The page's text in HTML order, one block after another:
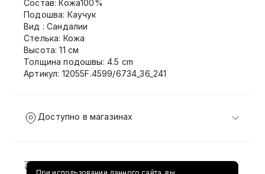
Состав: Кожа100%
Подошва: Каучук
Вид : Сандалии
Стелька: Кожа
Высота: 11 см
Толщина подошвы: 4.5 cm
Артикул: 12055F.4599/6734_36_241
Доступно в магазинах
Доставка и возврат